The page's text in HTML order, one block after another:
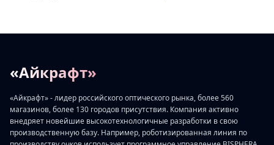
«Айкрафт»
«Айкрафт» - лидер российского оптического рынка, более 560
магазинов, более 130 городов присутствия. Компания активно
внедряет новейшие высокотехнологичные разработки в свою
производственную базу. Например, роботизированная линия по